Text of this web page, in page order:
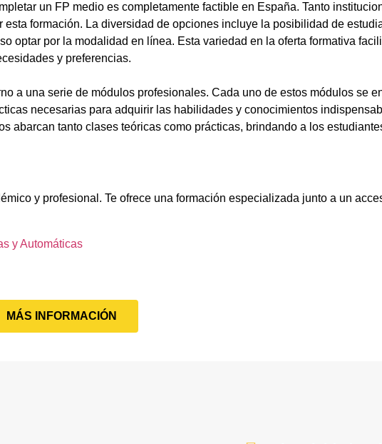
un FP medio es completamente factible en España. Tanto
formación. La diversidad de opciones incluye la posibilidad de
optar por la modalidad en línea. Esta variedad en la oferta formativa
y preferencias.
a una serie de módulos profesionales. Cada uno de estos módulos se
necesarias para adquirir las habilidades y conocimientos
abarcan tanto clases teóricas como prácticas, brindando a los
y profesional. Te ofrece una formación especializada junto a un
y Automáticas
MÁS INFORMACIÓN